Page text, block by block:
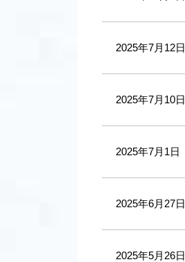
2025年7月12日
2025年7月10日
2025年7月1日
2025年6月27日
2025年5月26日